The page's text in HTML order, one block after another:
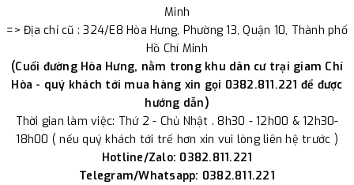
Minh
=> Địa chỉ cũ : 324/E8 Hòa Hưng, Phường 13, Quận 10, Thành phố
Hồ Chí Minh
(Cuối đường Hòa Hưng, nằm trong khu dân cư trại giam Chí
Hòa - quý khách tới mua hàng xin gọi 0382.811.221 để được
hướng dẫn)
Thời gian làm việc: Thứ 2 - Chủ Nhật . 8h30 - 12h00 & 12h30-
18h00 ( nếu quý khách tới trể hơn xin vui lòng liên hệ trước )
Hotline/Zalo: 0382.811.221
Telegram/Whatsapp: 0382.811.221